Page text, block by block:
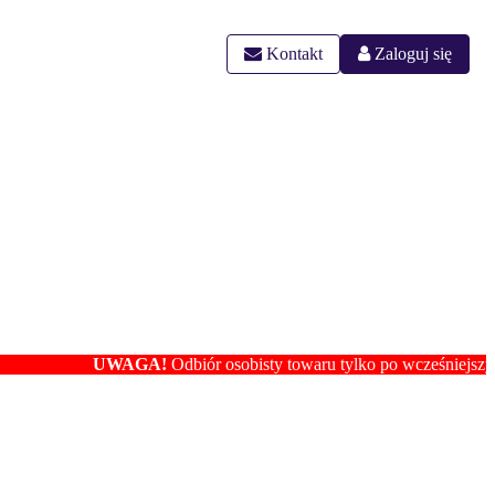
Kontakt Zaloguj się
UWAGA!Odbiór osobisty towaru tylko po wcześniejszym